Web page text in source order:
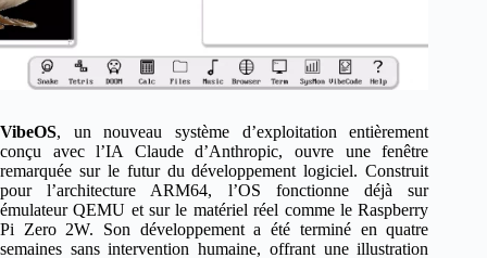
VibeOS, un nouveau système d’exploitation entièrement
conçu avec l’IA Claude d’Anthropic, ouvre une fenêtre
remarquée sur le futur du développement logiciel. Construit
pour l’architecture ARM64, l’OS fonctionne déjà sur
émulateur QEMU et sur le matériel réel comme le Raspberry
Pi Zero 2W. Son développement a été terminé en quatre
semaines sans intervention humaine, offrant une illustration